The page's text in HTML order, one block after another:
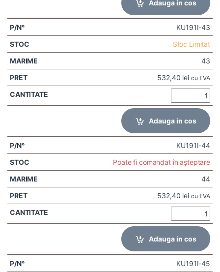
Adauga in cos
KU191I-43
Stoc Limitat
43
532,40 lei cu TVA
Adauga in cos
KU191I-44
Poate fi comandat în așteptare
44
532,40 lei cu TVA
Adauga in cos
KU191I-45